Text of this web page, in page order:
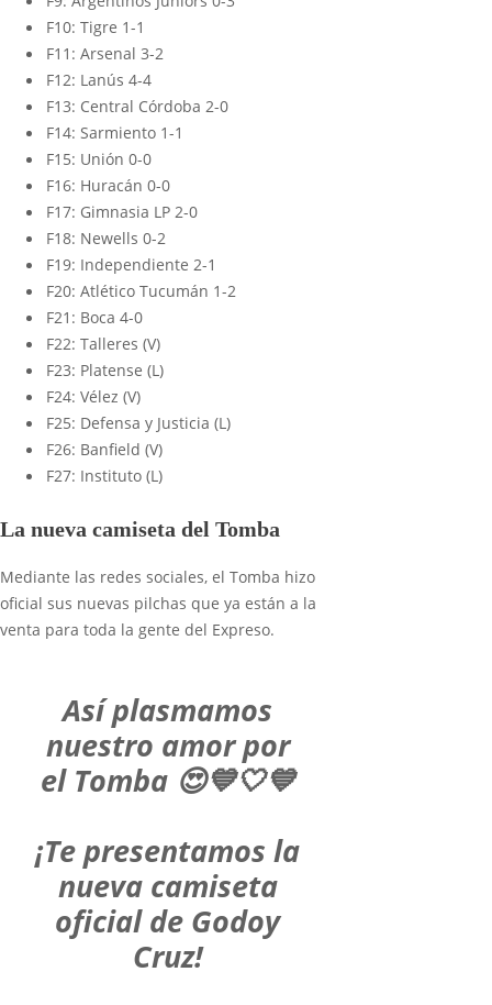
F10: Tigre 1-1
F11: Arsenal 3-2
F12: Lanús 4-4
F13: Central Córdoba 2-0
F14: Sarmiento 1-1
F15: Unión 0-0
F16: Huracán 0-0
F17: Gimnasia LP 2-0
F18: Newells 0-2
F19: Independiente 2-1
F20: Atlético Tucumán 1-2
F21: Boca 4-0
F22: Talleres (V)
F23: Platense (L)
F24: Vélez (V)
F25: Defensa y Justicia (L)
F26: Banfield (V)
F27: Instituto (L)
La nueva camiseta del Tomba
Mediante las redes sociales, el Tomba hizo
oficial sus nuevas pilchas que ya están a la
venta para toda la gente del Expreso.
Así plasmamos
nuestro amor por
el Tomba 😍💙🤍💙
¡Te presentamos la
nueva camiseta
oficial de Godoy
Cruz!